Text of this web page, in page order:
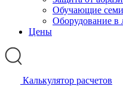
Обучающие
Оборудование в
Цены
Калькулятор расчетов